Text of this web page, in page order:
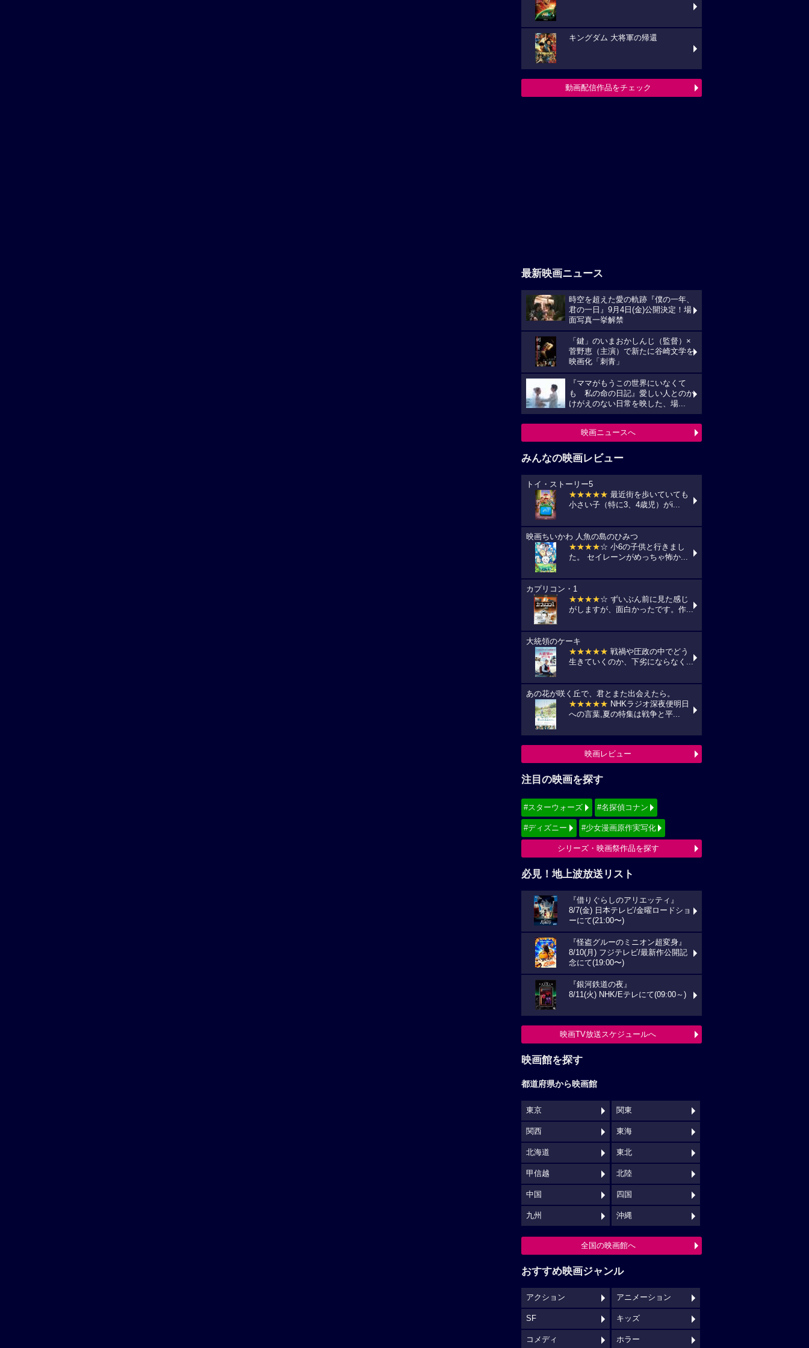
キングダム 大将軍の帰還
動画配信作品をチェック
最新映画ニュース
時空を超えた愛の軌跡『僕の一年、
君の一日』9月4日(金)公開決定！場
面写真一挙解禁
「鍵」のいまおかしんじ（監督）×
菅野恵（主演）で新たに谷崎文学を
映画化「刺青」
『ママがもうこの世界にいなくて
も 私の命の日記』愛しい人とのか
けがえのない日常を映した、場...
映画ニュースへ
みんなの映画レビュー
トイ・ストーリー5
★★★★★ 最近街を歩いていても
小さい子（特に3、4歳児）がi...
映画ちいかわ 人魚の島のひみつ
★★★★☆ 小6の子供と行きまし
た。 セイレーンがめっちゃ怖か...
カプリコン・1
★★★★☆ ずいぶん前に見た感じ
がしますが、面白かったです。作...
大統領のケーキ
★★★★★ 戦禍や圧政の中でどう
生きていくのか、下劣にならなく...
あの花が咲く丘で、君とまた出会えたら。
★★★★★ NHKラジオ深夜便明日
への言葉,夏の特集は戦争と平...
映画レビュー
注目の映画を探す
#スターウォーズ #名探偵コナン
#ディズニー #少女漫画原作実写化
シリーズ・映画祭作品を探す
必見！地上波放送リスト
『借りぐらしのアリエッティ』
8/7(金) 日本テレビ/金曜ロードショ
ーにて(21:00〜)
『怪盗グルーのミニオン超変身』
8/10(月) フジテレビ/最新作公開記
念にて(19:00〜)
『銀河鉄道の夜』
8/11(火) NHK/Eテレにて(09:00～)
映画TV放送スケジュールへ
映画館を探す
都道府県から映画館
東京 関東
関西 東海
北海道 東北
甲信越 北陸
中国 四国
九州 沖縄
全国の映画館へ
おすすめ映画ジャンル
アクション アニメーション
SF キッズ
コメディ ホラー